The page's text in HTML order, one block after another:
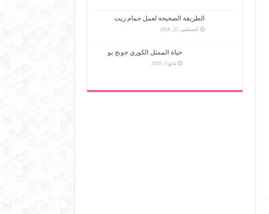
الطريقة الصحيحة لعمل حمام زيت
أغسطس 22, 2018
حياة الممثل الكوري جونج يو
مايو 5, 2019